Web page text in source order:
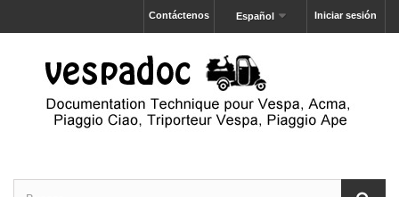
Iniciar sesión
Español
Contáctenos